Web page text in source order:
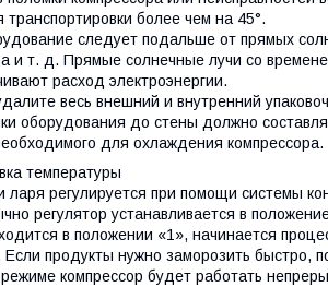
более чем на 45°.
следует подальше от прямых
и т. д. Прямые солнечные лучи со
расход электроэнергии.
весь внешний и внутренний
оборудования до стены должно
для охлаждения компрессора.
температуры
ларя регулируется при помощи системы
регулятор устанавливается в
в положении «1», начинается
продукты нужно заморозить быстро,
компрессор будет работать